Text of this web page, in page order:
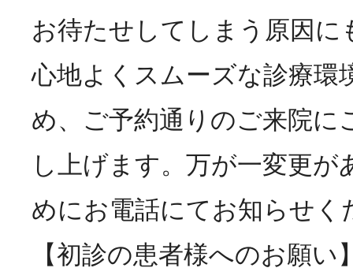
お待たせしてしまう原因に
心地よくスムーズな診療環
め、ご予約通りのご来院に
し上げます。万が一変更が
めにお電話にてお知らせく
【初診の患者様へのお願い